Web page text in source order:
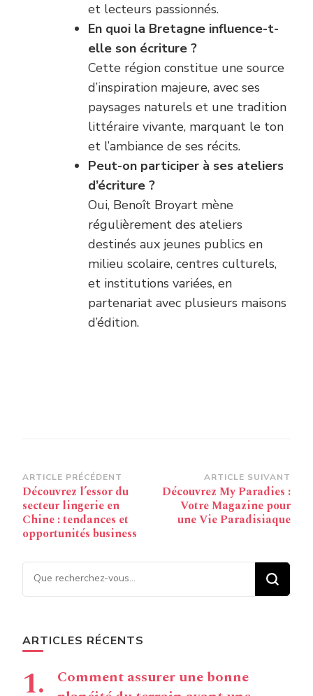
et lecteurs passionnés.
En quoi la Bretagne influence-t-
elle son écriture ?
Cette région constitue une source
d’inspiration majeure, avec ses
paysages naturels et une tradition
littéraire vivante, marquant le ton
et l’ambiance de ses récits.
Peut-on participer à ses ateliers
d’écriture ?
Oui, Benoît Broyart mène
régulièrement des ateliers
destinés aux jeunes publics en
milieu scolaire, centres culturels,
et institutions variées, en
partenariat avec plusieurs maisons
d’édition.
Navigation
d’article
ARTICLE PRÉCÉDENT
Découvrez l’essor du
secteur lingerie en
Chine : tendances et
opportunités business
ARTICLE SUIVANT
Découvrez My Paradies :
Votre Magazine pour
une Vie Paradisiaque
Vous recherchiez quelque
chose ?
ARTICLES RÉCENTS
Comment assurer une bonne